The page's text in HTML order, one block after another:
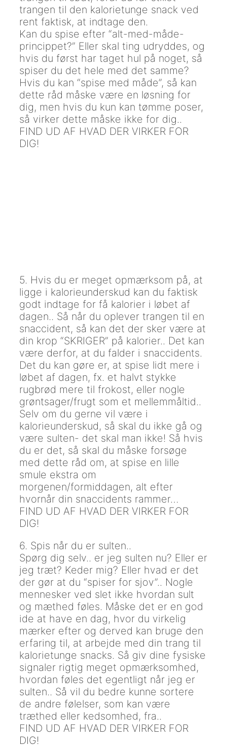
trangen til den kalorietunge snack ved
rent faktisk, at indtage den.
Kan du spise efter “alt-med-måde-
princippet?” Eller skal ting udryddes, og
hvis du først har taget hul på noget, så
spiser du det hele med det samme?
Hvis du kan “spise med måde”, så kan
dette råd måske være en løsning for
dig, men hvis du kun kan tømme poser,
så virker dette måske ikke for dig..
FIND UD AF HVAD DER VIRKER FOR
DIG!
5. Hvis du er meget opmærksom på, at
ligge i kalorieunderskud kan du faktisk
godt indtage for få kalorier i løbet af
dagen.. Så når du oplever trangen til en
snaccident, så kan det der sker være at
din krop “SKRIGER” på kalorier.. Det kan
være derfor, at du falder i snaccidents.
Det du kan gøre er, at spise lidt mere i
løbet af dagen, fx. et halvt stykke
rugbrød mere til frokost, eller nogle
grøntsager/frugt som et mellemmåltid..
Selv om du gerne vil være i
kalorieunderskud, så skal du ikke gå og
være sulten- det skal man ikke! Så hvis
du er det, så skal du måske forsøge
med dette råd om, at spise en lille
smule ekstra om
morgenen/formiddagen, alt efter
hvornår din snaccidents rammer…
FIND UD AF HVAD DER VIRKER FOR
DIG!
6. Spis når du er sulten..
Spørg dig selv.. er jeg sulten nu? Eller er
jeg træt? Keder mig? Eller hvad er det
der gør at du “spiser for sjov”.. Nogle
mennesker ved slet ikke hvordan sult
og mæthed føles. Måske det er en god
ide at have en dag, hvor du virkelig
mærker efter og derved kan bruge den
erfaring til, at arbejde med din trang til
kalorietunge snacks. Så giv dine fysiske
signaler rigtig meget opmærksomhed,
hvordan føles det egentligt når jeg er
sulten.. Så vil du bedre kunne sortere
de andre følelser, som kan være
træthed eller kedsomhed, fra..
FIND UD AF HVAD DER VIRKER FOR
DIG!